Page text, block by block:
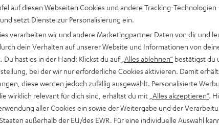
33 Hz, hohe Pegel und
sowie HDMI (ARC,
Regallautsprecher mit
2), M6-Schraube mit
oder Wandhalter
Plug für eine sehr gute
auf diesen Webseiten Cookies und andere Tracking-Technologien
setzt Dienste zur Personalisierung ein.
verarbeiten wir und andere Marketingpartner Daten von dir und
dein Verhalten auf unserer Website und Informationen von
Du hast es in der Hand: Klickst du auf „Alles ablehnen“ bestätigst du
bei der wir nur erforderliche Cookies aktivieren. Damit
diese werden jedoch zufällig ausgewählt. Personalisierte
wirklich relevant für dich sind, erhältst du mit „Alles akzeptieren“.
aller Cookies ein sowie der Weitergabe und der
außerhalb der EU/des EWR. Für eine individuelle Auswahl